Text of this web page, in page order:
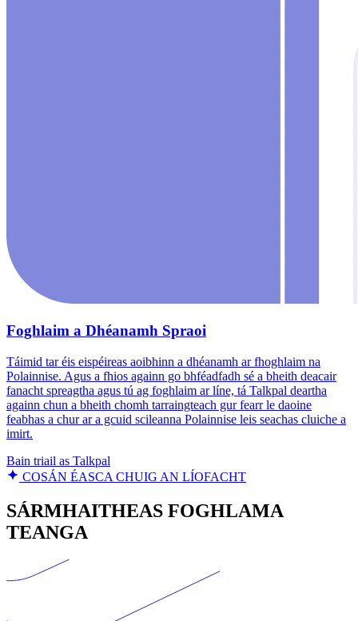
Foghlaim a Dhéanamh Spraoi
Táimid tar éis eispéireas aoibhinn a dhéanamh ar fhoghlaim na
Polainnise. Agus a fhios againn go bhféadfadh sé a bheith deacair
fanacht spreagtha agus tú ag foghlaim ar líne, tá Talkpal deartha
againn chun a bheith chomh tarraingteach gur fearr le daoine
feabhas a chur ar a gcuid scileanna Polainnise leis seachas cluiche a
imirt.
Bain triail as Talkpal
COSÁN ÉASCA CHUIG AN LÍOFACHT
SÁRMHAITHEAS FOGHLAMA
TEANGA